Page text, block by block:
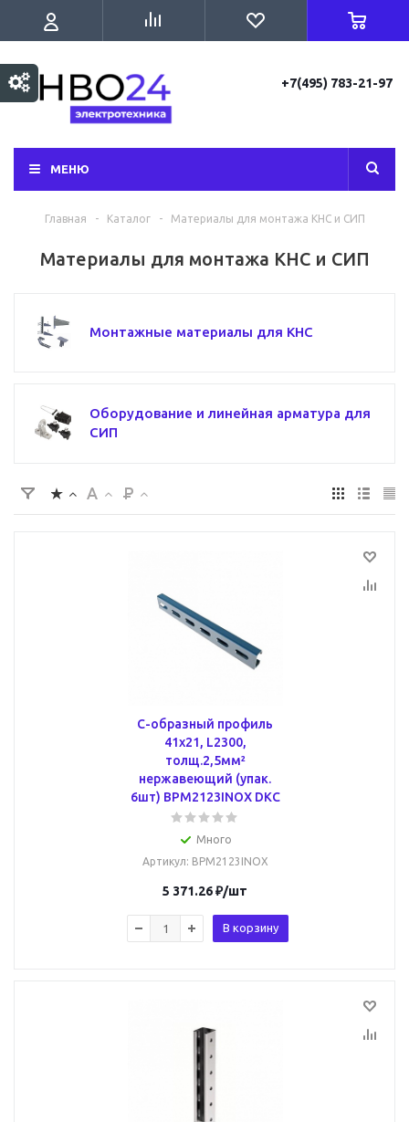
+7(495) 783-21-97
МЕНЮ
Главная - Каталог - Материалы для монтажа КНС и СИП
Материалы для монтажа КНС и СИП
Монтажные материалы для КНС
Оборудование и линейная арматура для
СИП
С-образный профиль
41х21, L2300,
толщ.2,5мм²
нержавеющий (упак.
6шт) BPM2123INOX DKC
Много
Артикул: BPM2123INOX
5 371.26₽/шт
В корзину